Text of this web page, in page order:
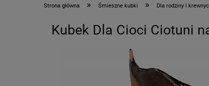
Strona główna » Śmieszne kubki » Dla rodziny i
Kubek Dla Cioci Ciotuni